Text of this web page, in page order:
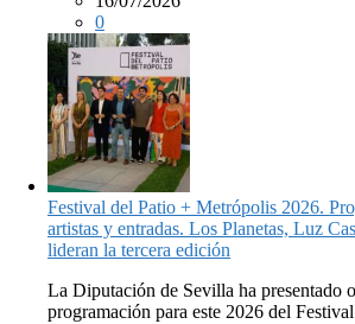
0
Festival del Patio + Metrópolis 2026.
artistas y entradas. Los Planetas, Luz
lideran la tercera edición
La Diputación de Sevilla ha presentado
programación para este 2026 del